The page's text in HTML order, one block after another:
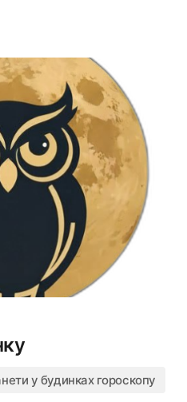
у будинках гороскопу